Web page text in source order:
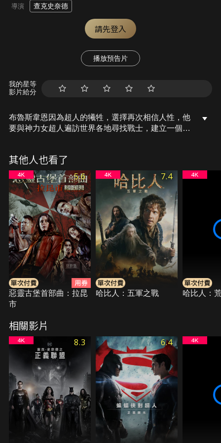
導演 查克史奈德
請先登入
播放預告片
我的星等
影片給分
布魯斯韋恩因為超人的犧牲，選擇再次相信人性，他
要與神力女超人遍訪世界各地尋找戰士，建立一個英
其他人也看了
5.6
惡靈古堡首部曲：拉昆
市
7.4
哈比人：五軍之戰 哈比人：
相關影片
8.3 6.4